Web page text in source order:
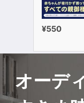
¥550
オーデ